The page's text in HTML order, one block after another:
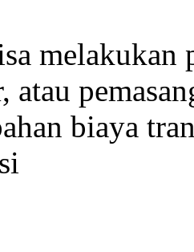
melakukan
atau
biaya